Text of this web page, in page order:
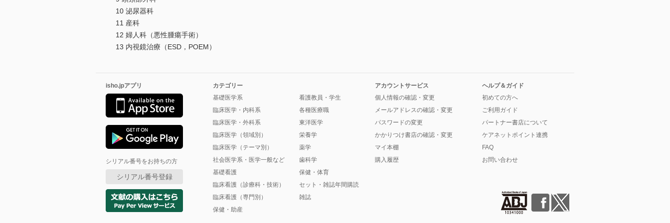
10 泌尿器科
11 産科
12 婦人科（悪性腫瘍手術）
13 内視鏡治療（ESD，POEM）
isho.jpアプリ
シリアル番号をお持ちの方
シリアル番号登録
カテゴリー
基礎医学系
臨床医学・内科系
臨床医学・外科系
臨床医学（領域別）
臨床医学（テーマ別）
社会医学系・医学一般など
基礎看護
臨床看護（診療科・技術）
臨床看護（専門別）
保健・助産
看護教員・学生
各種医療職
東洋医学
栄養学
薬学
歯科学
保健・体育
セット・雑誌年間購読
雑誌
アカウントサービス
個人情報の確認・変更
メールアドレスの確認・変更
パスワードの変更
かかりつけ書店の確認・変更
マイ本棚
購入履歴
ヘルプ＆ガイド
初めての方へ
ご利用ガイド
パートナー書店について
ケアネットポイント連携
FAQ
お問い合わせ